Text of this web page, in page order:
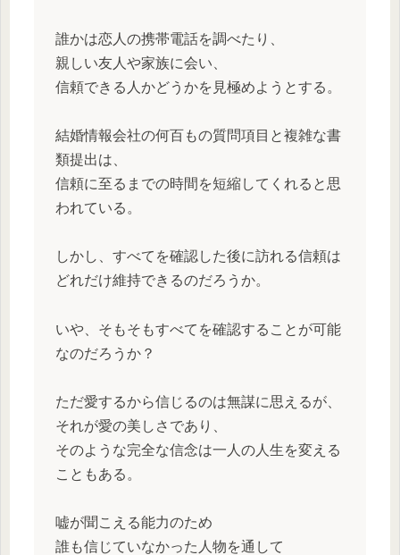
誰かは恋人の携帯電話を調べたり、
親しい友人や家族に会い、
信頼できる人かどうかを見極めようとする。
結婚情報会社の何百もの質問項目と複雑な書
類提出は、
信頼に至るまでの時間を短縮してくれると思
われている。
しかし、すべてを確認した後に訪れる信頼は
どれだけ維持できるのだろうか。
いや、そもそもすべてを確認することが可能
なのだろうか？
ただ愛するから信じるのは無謀に思えるが、
それが愛の美しさであり、
そのような完全な信念は一人の人生を変える
こともある。
嘘が聞こえる能力のため
誰も信じていなかった人物を通して